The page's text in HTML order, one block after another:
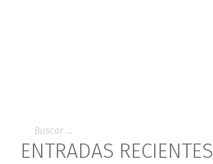
ENTRADAS RECIENTES